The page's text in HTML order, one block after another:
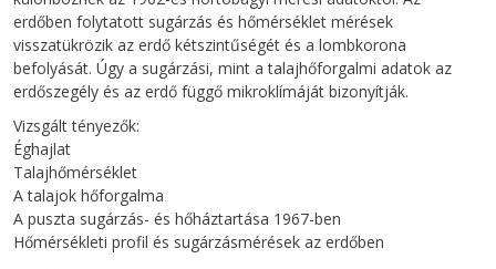
erdőben folytatott sugárzás és hőmérséklet mérések
visszatükrözik az erdő kétszintűségét és a lombkorona
befolyását. Úgy a sugárzási, mint a talajhőforgalmi adatok az
erdőszegély és az erdő függő mikroklímáját bizonyítják.
Vizsgált tényezők:
Éghajlat
Talajhőmérséklet
A talajok hőforgalma
A puszta sugárzás- és hőháztartása 1967-ben
Hőmérsékleti profil és sugárzásmérések az erdőben